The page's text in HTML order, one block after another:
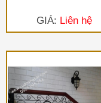
GIÁ: Liên hệ